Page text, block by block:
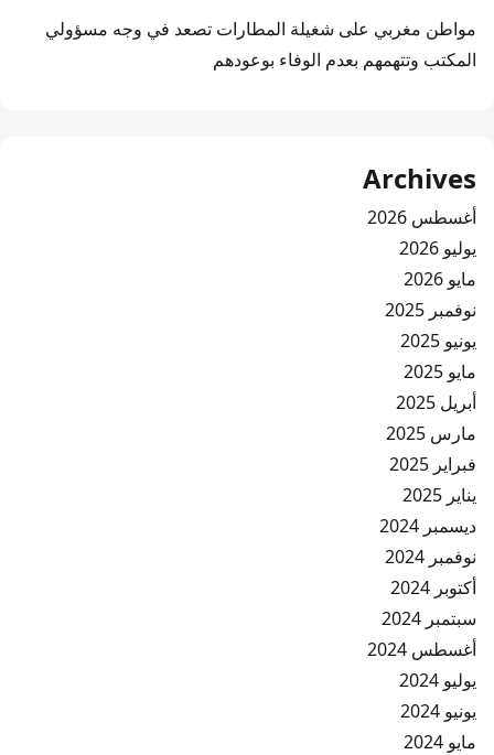
مواطن مغربي على شغيلة المطارات تصعد في وجه مسؤولي
المكتب وتتهمهم بعدم الوفاء بوعودهم
Archives
أغسطس 2026
يوليو 2026
مايو 2026
نوفمبر 2025
يونيو 2025
مايو 2025
أبريل 2025
مارس 2025
فبراير 2025
يناير 2025
ديسمبر 2024
نوفمبر 2024
أكتوبر 2024
سبتمبر 2024
أغسطس 2024
يوليو 2024
يونيو 2024
مايو 2024